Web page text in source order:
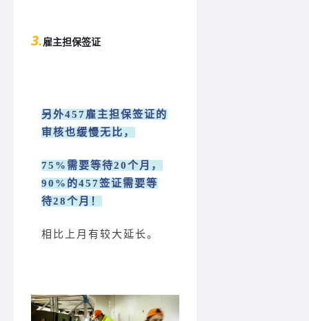
3.雇主担保签证
另外457雇主担保签证的
审核也缓慢无比，
75%需要等待20个月，
90%的457签证需要等
待28个月！
相比上月有较大延长。